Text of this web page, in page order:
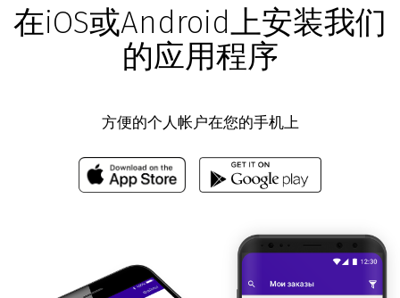
在iOS或Android上安装我们
的应用程序
方便的个人帐户在您的手机上